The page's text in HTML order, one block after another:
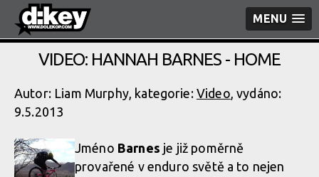
MENU
VIDEO: HANNAH BARNES - HOME
Autor: Liam Murphy, kategorie: Video, vydáno:
9.5.2013
Jméno Barnes je již poměrně
provařené v enduro světě a to nejen